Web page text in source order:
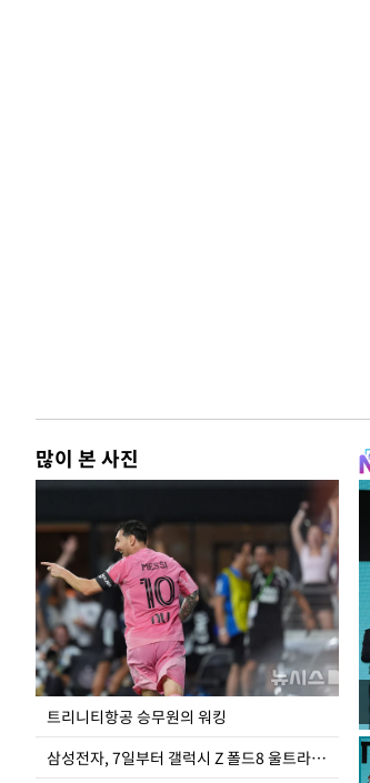
많이 본 사진
트리니티항공 승무원의 워킹
삼성전자, 7일부터 갤럭시 Z 폴드8 울트라·폴드8·플립8 출시